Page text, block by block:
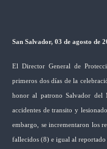
San Salvador, 03 de agosto de
El Director General de
primeros dos días de la
honor al patrono Salvador del
accidentes de transito y
embargo, se incrementaron los
fallecidos (8) e igual al reportado